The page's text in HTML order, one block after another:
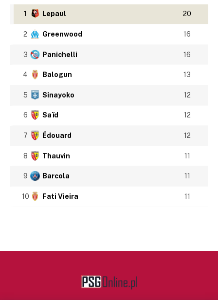
1 Lepaul 20
2 Greenwood 16
3 Panichelli 16
4 Balogun 13
5 Sinayoko 12
6 Saïd 12
7 Édouard 12
8 Thauvin 11
9 Barcola 11
10 Fati Vieira 11